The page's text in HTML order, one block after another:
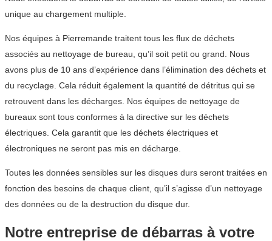
unique au chargement multiple.
Nos équipes à Pierremande traitent tous les flux de déchets
associés au nettoyage de bureau, qu’il soit petit ou grand. Nous
avons plus de 10 ans d’expérience dans l’élimination des déchets et
du recyclage. Cela réduit également la quantité de détritus qui se
retrouvent dans les décharges. Nos équipes de nettoyage de
bureaux sont tous conformes à la directive sur les déchets
électriques. Cela garantit que les déchets électriques et
électroniques ne seront pas mis en décharge.
Toutes les données sensibles sur les disques durs seront traitées en
fonction des besoins de chaque client, qu’il s’agisse d’un nettoyage
des données ou de la destruction du disque dur.
Notre entreprise de débarras à votre